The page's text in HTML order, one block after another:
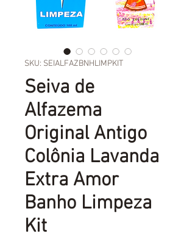
SKU: SEIALFAZBNHLIMPKIT
Seiva de
Alfazema
Original Antigo
Colônia Lavanda
Extra Amor
Banho Limpeza
Kit